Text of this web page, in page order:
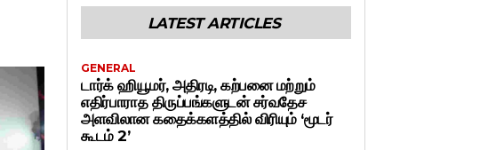
LATEST ARTICLES
GENERAL
டார்க் ஹியூமர், அதிரடி, கற்பனை மற்றும்
எதிர்பாராத திருப்பங்களுடன் சர்வதேச
அளவிலான கதைக்களத்தில் விரியும் ‘மூடர்
கூடம் 2’